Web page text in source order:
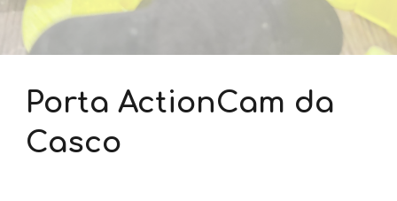
Porta ActionCam da
Casco